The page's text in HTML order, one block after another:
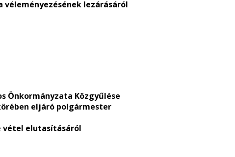
véleményezésének lezárásáról
Önkormányzata Közgyűlése
eljáró polgármester
vétel elutasításáról